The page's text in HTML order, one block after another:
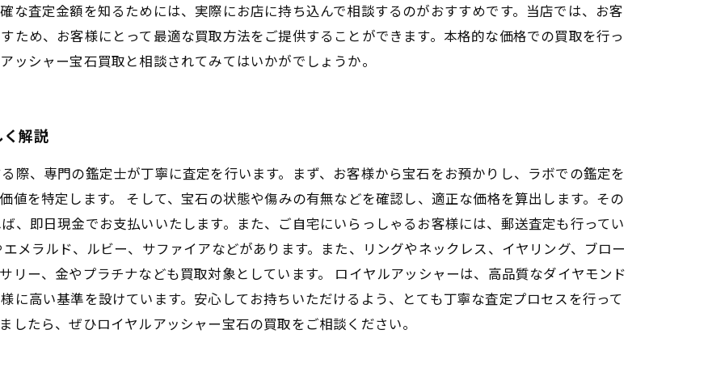
な査定金額を知るためには、実際にお店に持ち込んで相談するのがおすすめです。当店では、お客
ため、お客様にとって最適な買取方法をご提供することができます。本格的な価格での買取を行っ
ッシャー宝石買取と相談されてみてはいかがでしょうか。
く解説
際、専門の鑑定士が丁寧に査定を行います。まず、お客様から宝石をお預かりし、ラボでの鑑定を
値を特定します。 そして、宝石の状態や傷みの有無などを確認し、適正な価格を算出します。その
、即日現金でお支払いいたします。また、ご自宅にいらっしゃるお客様には、郵送査定も行ってい
メラルド、ルビー、サファイアなどがあります。また、リングやネックレス、イヤリング、ブロー
リー、金やプラチナなども買取対象としています。 ロイヤルアッシャーは、高品質なダイヤモンド
に高い基準を設けています。安心してお持ちいただけるよう、とても丁寧な査定プロセスを行って
したら、ぜひロイヤルアッシャー宝石の買取をご相談ください。